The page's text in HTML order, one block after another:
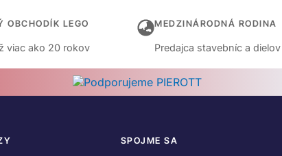
OBCHODÍK LEGO
viac ako 20 rokov
MEDZINÁRODNÁ RODINA
Predajca stavebníc a dielov
SPOJME SA